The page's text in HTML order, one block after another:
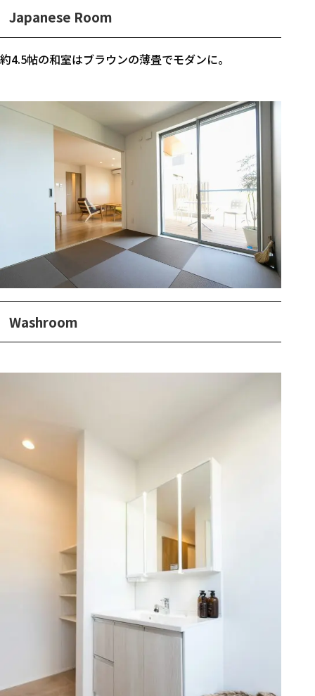
Japanese Room
約4.5帖の和室はブラウンの薄畳でモダンに。
Washroom